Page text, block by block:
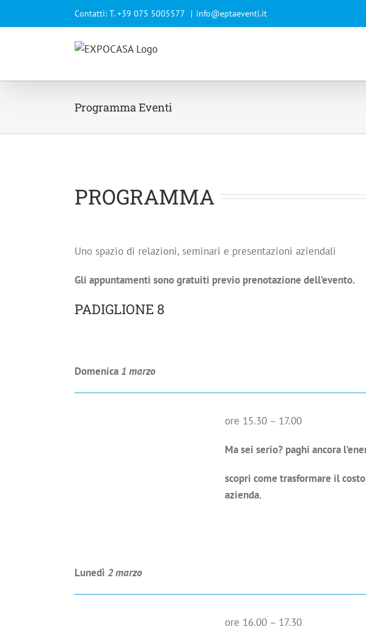
al
Contatti: T. +39 075 5005577 | info@eptaeventi.it
Programma Eventi
PROGRAMMA
Uno spazio di relazioni, seminari e presentazioni aziendali
Gli appuntamenti sono gratuiti previo prenotazione dell’evento.
PADIGLIONE 8
Domenica 1 marzo
ore 15.30 – 17.00
Ma sei serio? paghi ancora
scopri come trasformare il
azienda.
Lunedì 2 marzo
ore 16.00 – 17.30